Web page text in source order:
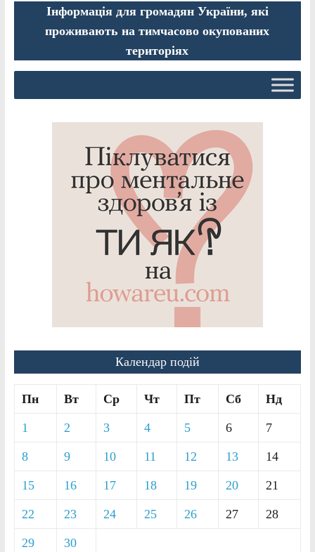
Інформація для громадян України, які
проживають на тимчасово окупованих
територіях
Календар подій
Пн Вт Ср Чт Пт Сб Нд
1 2 3 4 5 6 7
8 9 10 11 12 13 14
15 16 17 18 19 20 21
22 23 24 25 26 27 28
29 30